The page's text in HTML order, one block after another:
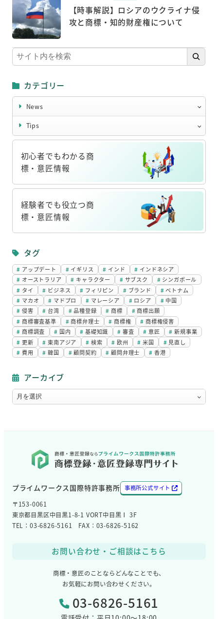
【時事解説】ロシアのウクライナ侵
攻と商標・知的財産権について
検
索
カテゴリー
News
Tips
初心者でもわかる商
標・意匠情報
リ
経験者でも役立つ商
標・意匠情報
ン
ク
タグ
アップデート イギリス インド
インドネシア
オーストラリア
キャラクター サブスク
シンガポール
タイ
ビジネス フィリピン ブランド
ベトナム
マカオ
マドプロ マレーシア ロシア
中国
侵害
台湾 品種登録 商標
商標出願
商標審査基準
商標弁理士 商標権
商標権侵害
商標調査
国内 基礎知識 審査 意匠
新規事業
更新
東南アジア 検索 欧州 米国
見直し
費用
韓国 顧問契約 顧問弁理士 香港
アーカイブ
ア
ー
プライムワークス国際特許事務所 事務所公式サイト
〒153-0061
東京都目黒区中目黒1-8-1 VORT中目黒Ⅰ 3F
TEL：03-6826-5161 FAX：03-6826-5162
お問い合わせ・ご相談はこちら
商標・意匠のことならどんなことでも、
お気軽にお問い合わせください。
03-6826-5161